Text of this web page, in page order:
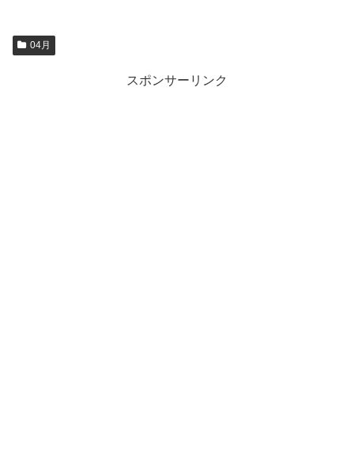
04月
スポンサーリンク